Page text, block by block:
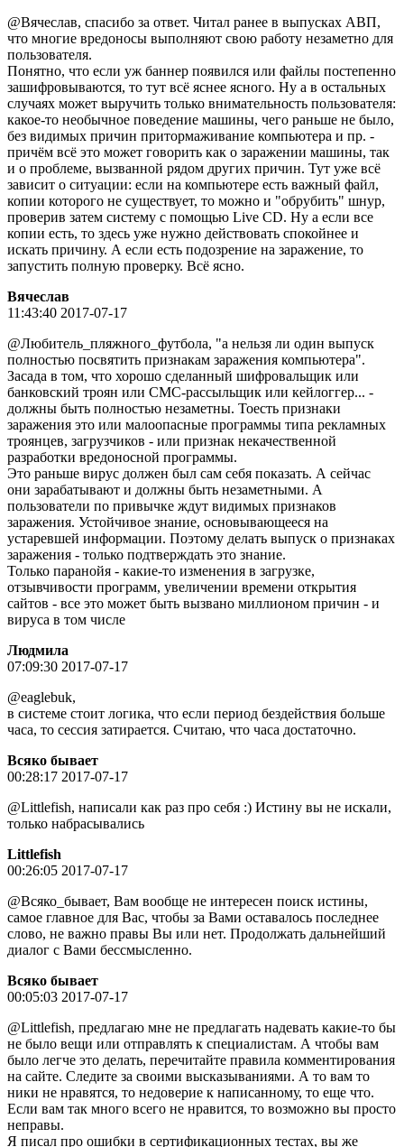
@Вячeслaв, спасибо за ответ. Читал ранее в выпусках АВП,
что многие вредоносы выполняют свою работу незаметно для
пользователя.
Понятно, что если уж баннер появился или файлы постепенно
зашифровываются, то тут всё яснее ясного. Ну а в остальных
случаях может выручить только внимательность пользователя:
какое-то необычное поведение машины, чего раньше не было,
без видимых причин притормаживание компьютера и пр. -
причём всё это может говорить как о заражении машины, так
и о проблеме, вызванной рядом других причин. Тут уже всё
зависит о ситуации: если на компьютере есть важный файл,
копии которого не существует, то можно и "обрубить" шнур,
проверив затем систему с помощью Live CD. Ну а если все
копии есть, то здесь уже нужно действовать спокойнее и
искать причину. А если есть подозрение на заражение, то
запустить полную проверку. Всё ясно.
Вячeслaв
11:43:40 2017-07-17
@Любитель_пляжного_футбола, "а нельзя ли один выпуск
полностью посвятить признакам заражения компьютера".
Засада в том, что хорошо сделанный шифровальщик или
банковский троян или СМС-рассыльщик или кейлоггер... -
должны быть полностью незаметны. Тоесть признаки
заражения это или малоопасные программы типа рекламных
троянцев, загрузчиков - или признак некачественной
разработки вредоносной программы.
Это раньше вирус должен был сам себя показать. А сейчас
они зарабатывают и должны быть незаметными. А
пользователи по привычке ждут видимых признаков
заражения. Устойчивое знание, основывающееся на
устаревшей информации. Поэтому делать выпуск о признаках
заражения - только подтверждать это знание.
Только паранойя - какие-то изменения в загрузке,
отзывчивости программ, увеличении времени открытия
сайтов - все это может быть вызвано миллионом причин - и
вируса в том числе
Людмила
07:09:30 2017-07-17
@eaglebuk,
в системе стоит логика, что если период бездействия больше
часа, то сессия затирается. Считаю, что часа достаточно.
Всяко бывает
00:28:17 2017-07-17
@Littlefish, написали как раз про себя :) Истину вы не искали,
только набрасывались
Littlefish
00:26:05 2017-07-17
@Всяко_бывает, Вам вообще не интересен поиск истины,
самое главное для Вас, чтобы за Вами оставалось последнее
слово, не важно правы Вы или нет. Продолжать дальнейший
диалог с Вами бессмысленно.
Всяко бывает
00:05:03 2017-07-17
@Littlefish, предлагаю мне не предлагать надевать какие-то бы
не было вещи или отправлять к специалистам. А чтобы вам
было легче это делать, перечитайте правила комментирования
на сайте. Следите за своими высказываниями. А то вам то
ники не нравятся, то недоверие к написанному, то еще что.
Если вам так много всего не нравится, то возможно вы просто
неправы.
Я писал про ошибки в сертификационных тестах, вы же